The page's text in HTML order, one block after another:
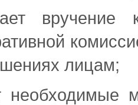
вручение
лицам;
необходимые